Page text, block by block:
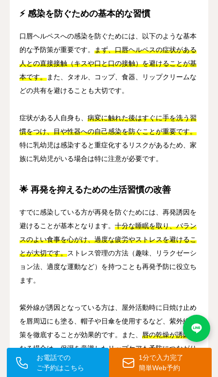
⚡ 感染を防ぐための基本的な習慣
口唇ヘルペスへの感染を防ぐためには、以下のような基本
的な予防策が重要です。 まず、口唇ヘルペスの症状がある
人との直接接触（キスや口と口の接触）を避けることが基
本です。また、タオル、コップ、食器、リップクリームな
どの共有を避けることも大切です。
症状がある人自身も、 病変に触れた後はすぐに手を洗う習
慣をつけ、目や性器への自己感染を防ぐことが重要です。
特に乳幼児は感染すると重症化するリスクがあるため、家
族に乳幼児がいる場合は特に注意が必要です。
🌟 再発を抑えるための生活習慣の改善
すでに感染している方が再発を防ぐためには、再発誘因を
避けることが基本となります。 十分な睡眠を取り、バラン
スのよい食事を心がけ、過度な疲労やストレスを避けるこ
とが大切です。ストレス管理の方法（趣味、リラクゼーシ
ョン法、適度な運動など）を持つことも再発予防に役立ち
ます。
紫外線が誘因となっている方は、屋外活動時に日焼け止め
を唇周辺にも塗る、帽子や日傘を使用するなど、紫外線対
策を徹底することが効果的です。また、 唇の乾燥が誘因と
なる場合は、保湿を意識したリップケアも予防につながり
ます。
お電話での
ご予約はこちら
1分で入力完了
簡単Web予約